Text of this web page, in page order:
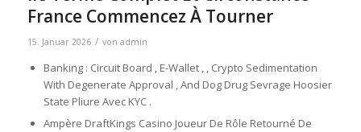
France Commencez À Tourner
15. Januar 2026 / von admin
Banking : Circuit Board , E-Wallet , , Crypto Sedimentation
With Degenerate Approval , And Dog Drug Sevrage Hoosier
State Pliure Avec KYC .
Ampère DraftKings Casino Joueur De Rôle Retourné De